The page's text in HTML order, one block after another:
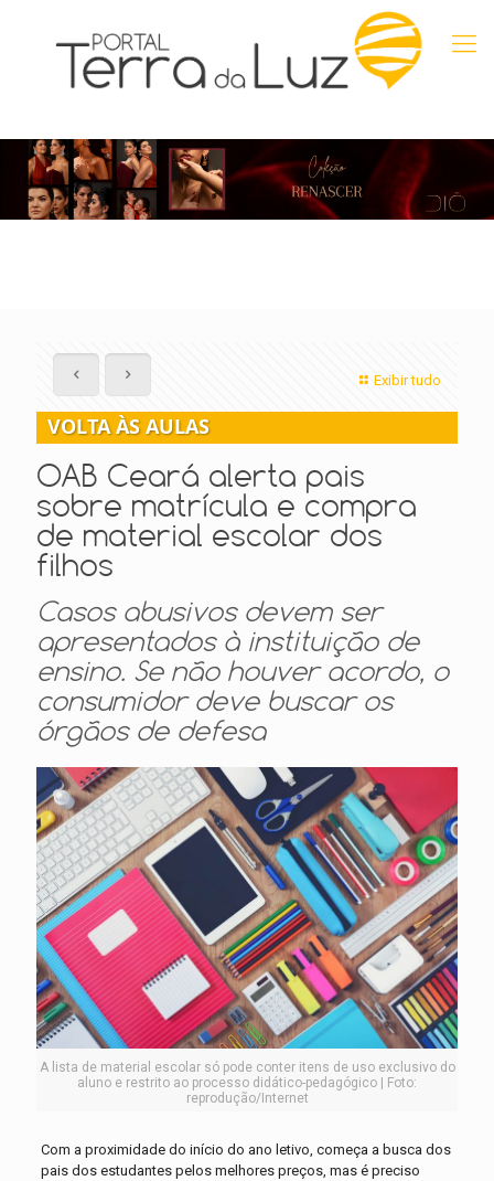
Exibir tudo
VOLTA ÀS AULAS
OAB Ceará alerta pais
sobre matrícula e compra
de material escolar dos
filhos
Casos abusivos devem ser
apresentados à instituição de
ensino. Se não houver acordo, o
consumidor deve buscar os
órgãos de defesa
A lista de material escolar só pode conter itens de uso exclusivo do
aluno e restrito ao processo didático-pedagógico | Foto:
reprodução/Internet
Com a proximidade do início do ano letivo, começa a busca dos
pais dos estudantes pelos melhores preços, mas é preciso